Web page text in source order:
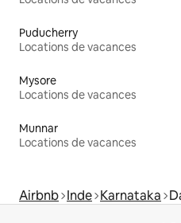
Puducherry
Locations de vacances
Mysore
Locations de vacances
Munnar
Locations de vacances
Airbnb Inde Karnataka